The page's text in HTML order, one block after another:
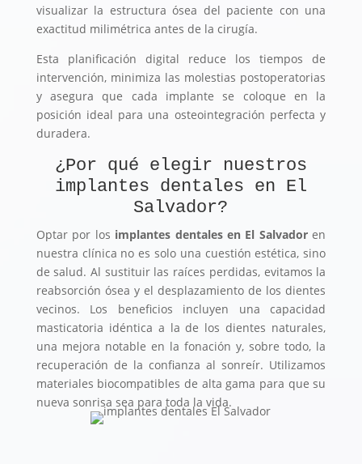
visualizar la estructura ósea del paciente con una
exactitud milimétrica antes de la cirugía.
Esta planificación digital reduce los tiempos de
intervención, minimiza las molestias postoperatorias
y asegura que cada implante se coloque en la
posición ideal para una osteointegración perfecta y
duradera.
¿Por qué elegir nuestros
implantes dentales en El
Salvador?
Optar por los implantes dentales en El Salvadoren
nuestra clínica no es solo una cuestión estética, sino
de salud. Al sustituir las raíces perdidas, evitamos la
reabsorción ósea y el desplazamiento de los dientes
vecinos. Los beneficios incluyen una capacidad
masticatoria idéntica a la de los dientes naturales,
una mejora notable en la fonación y, sobre todo, la
recuperación de la confianza al sonreír. Utilizamos
materiales biocompatibles de alta gama para que su
nueva sonrisa sea para toda la vida.